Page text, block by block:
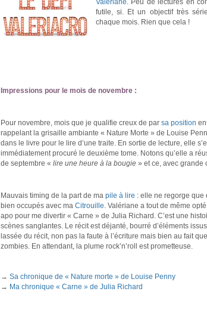
Valériane. Peu de lectures en
futile, si. Et un objectif très
chaque mois. Rien que cela !
Impressions pour le mois de novembre :
Pour novembre, mois que je qualifie creux de par sa position
rappelant la grisaille ambiante « Nature Morte » de Louise
dans le livre pour le lire d’une traite. En sortie de lecture, elle
immédiatement procuré le deuxième tome. Notons qu’elle a
de septembre « lire une heure à la bougie » et ce, avec grande
Mauvais timing de la part de ma pile à lire : elle ne regorge que
bien occupés avec ma Citrouille. Valériane a tout de même
apo pour me divertir « Carne » de Julia Richard. C’est une
scènes sanglantes. Le récit est déjanté, bourré d’éléments
lassée du récit, non pas la faute à l’écriture mais bien au fait
zombies. En attendant, la plume rock’n’roll est prometteuse.
→ Sa chronique de « Nature morte » de Louise Penny
→ Ma chronique « Carne » de Julia Richard